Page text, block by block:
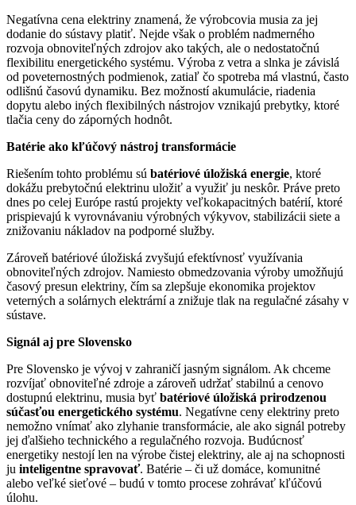
Negatívna cena elektriny znamená, že výrobcovia musia za jej
dodanie do sústavy platiť. Nejde však o problém nadmerného
rozvoja obnoviteľných zdrojov ako takých, ale o nedostatočnú
flexibilitu energetického systému. Výroba z vetra a slnka je závislá
od poveternostných podmienok, zatiaľ čo spotreba má vlastnú, často
odlišnú časovú dynamiku. Bez možností akumulácie, riadenia
dopytu alebo iných flexibilných nástrojov vznikajú prebytky, ktoré
tlačia ceny do záporných hodnôt.
Batérie ako kľúčový nástroj transformácie
Riešením tohto problému sú batériové úložiská energie, ktoré
dokážu prebytočnú elektrinu uložiť a využiť ju neskôr. Práve preto
dnes po celej Európe rastú projekty veľkokapacitných batérií, ktoré
prispievajú k vyrovnávaniu výrobných výkyvov, stabilizácii siete a
znižovaniu nákladov na podporné služby.
Zároveň batériové úložiská zvyšujú efektívnosť využívania
obnoviteľných zdrojov. Namiesto obmedzovania výroby umožňujú
časový presun elektriny, čím sa zlepšuje ekonomika projektov
veterných a solárnych elektrární a znižuje tlak na regulačné zásahy v
sústave.
Signál aj pre Slovensko
Pre Slovensko je vývoj v zahraničí jasným signálom. Ak chceme
rozvíjať obnoviteľné zdroje a zároveň udržať stabilnú a cenovo
dostupnú elektrinu, musia byť batériové úložiská prirodzenou
súčasťou energetického systému. Negatívne ceny elektriny preto
nemožno vnímať ako zlyhanie transformácie, ale ako signál potreby
jej ďalšieho technického a regulačného rozvoja. Budúcnosť
energetiky nestojí len na výrobe čistej elektriny, ale aj na schopnosti
ju inteligentne spravovať. Batérie – či už domáce, komunitné
alebo veľké sieťové – budú v tomto procese zohrávať kľúčovú
úlohu.